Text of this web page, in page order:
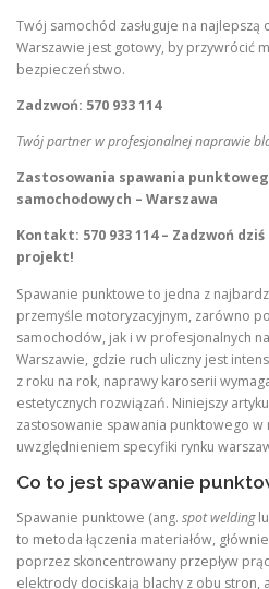
Twój samochód zasługuje na najlepszą
Warszawie jest gotowy, by przywrócić
bezpieczeństwo.
Zadzwoń: 570 933 114
Twój partner w profesjonalnej naprawie
Zastosowania spawania
samochodowych – Warszawa
Kontakt: 570 933 114 – Zadzwoń
projekt!
Spawanie punktowe to jedna z
przemyśle motoryzacyjnym, zarówno
samochodów, jak i w profesjonalnych
Warszawie, gdzie ruch uliczny jest
z roku na rok, naprawy karoserii
estetycznych rozwiązań. Niniejszy
zastosowanie spawania punktowego
uwzględnieniem specyfiki rynku
Co to jest spawanie
Spawanie punktowe (ang. spot welding
to metoda łączenia materiałów,
poprzez skoncentrowany przepływ
elektrody dociskają blachy z obu stron,